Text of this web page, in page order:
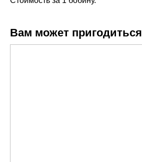
Вам может пригодиться